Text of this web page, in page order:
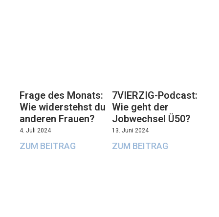
Frage des Monats:
Wie widerstehst du
anderen Frauen?
4. Juli 2024
ZUM BEITRAG
7VIERZIG-Podcast:
Wie geht der
Jobwechsel Ü50?
13. Juni 2024
ZUM BEITRAG